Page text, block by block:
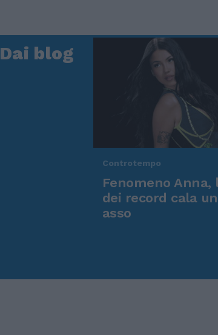
Dai blog
Controtempo
Fenomeno Anna,
dei record cala
asso